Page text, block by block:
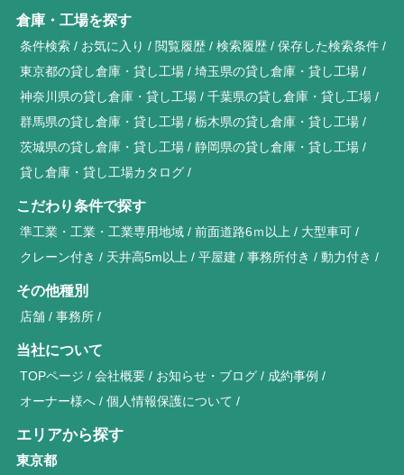
倉庫・工場を探す
条件検索 お気に入り 閲覧履歴 検索履歴
保存した検索条件
東京都の貸し倉庫・貸し工場
埼玉県の貸し倉庫・貸し工場
神奈川県の貸し倉庫・貸し工場
千葉県の貸し倉庫・貸し工場
群馬県の貸し倉庫・貸し工場
栃木県の貸し倉庫・貸し工場
茨城県の貸し倉庫・貸し工場
静岡県の貸し倉庫・貸し工場
貸し倉庫・貸し工場カタログ
こだわり条件で探す
準工業・工業・工業専用地域 前面道路6ｍ以上
大型車可
クレーン付き
天井高5m以上 平屋建 事務所付き 動力付き
その他種別
店舗 事務所
当社について
TOPページ 会社概要 お知らせ・ブログ
成約事例
オーナー様へ
個人情報保護について
エリアから探す
東京都